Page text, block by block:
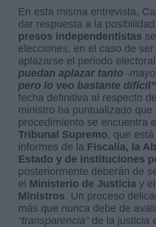
En esta misma entrevista,
dar respuesta a la
presos independentistas
elecciones, en el caso de
aplazarse el periodo
puedan aplazar tanto -
pero lo veo bastante difícil”
fecha definitiva al respecto
ministro ha puntualizado que
procedimiento se encuentra
Tribunal Supremo, que
informes de la Fiscalía, la
Estado y de instituciones
posteriormente deberán de
el Ministerio de Justicia y el
Ministros. Un proceso
más que nunca debe de
“transparencia”de la justicia